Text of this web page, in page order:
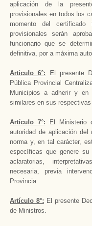
aplicación de la
provisionales en todos los
momento del certificado
provisionales serán
funcionario que se
definitiva, por a máxima
Artículo 6°: El presente
Pública Provincial
Municipios a adherir y en
similares en sus
Artículo 7°: El Ministerio
autoridad de aplicación
norma y, en tal carácter,
específicas que genere
aclaratorias,
necesaria, previa
Provincia.
Artículo 8°: El presente
de Ministros.